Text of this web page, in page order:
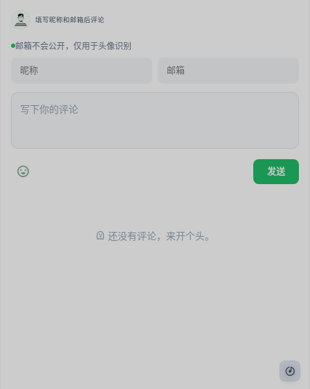
填写昵称和邮箱后评论
邮箱不会公开，仅用于头像识别
还没有评论，来开个头。